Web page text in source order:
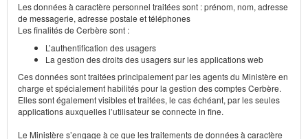
Les données à caractère personnel traitées sont : prénom, nom, adresse
de messagerie, adresse postale et téléphones
Les finalités de Cerbère sont :
L’authentification des usagers
La gestion des droits des usagers sur les applications web
Ces données sont traitées principalement par les agents du Ministère en
charge et spécialement habilités pour la gestion des comptes Cerbère.
Elles sont également visibles et traitées, le cas échéant, par les seules
applications auxquelles l’utilisateur se connecte in fine.
Le Ministère s’engage à ce que les traitements de données à caractère